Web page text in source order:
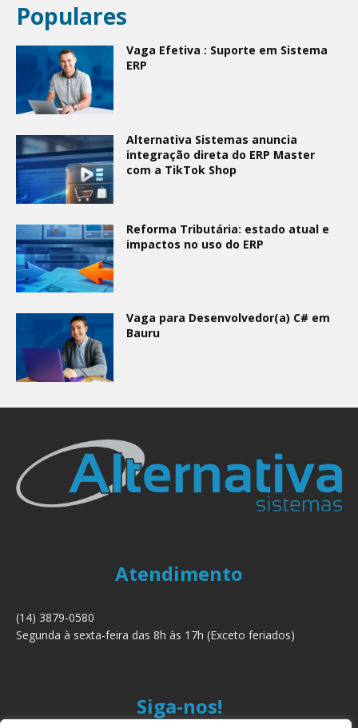
Populares
Vaga Efetiva : Suporte em Sistema
ERP
Alternativa Sistemas anuncia
integração direta do ERP Master
com a TikTok Shop
Reforma Tributária: estado atual e
impactos no uso do ERP
Vaga para Desenvolvedor(a) C# em
Bauru
Atendimento
(14) 3879-0580
Segunda à sexta-feira das 8h às 17h (Exceto feriados)
Siga-nos!